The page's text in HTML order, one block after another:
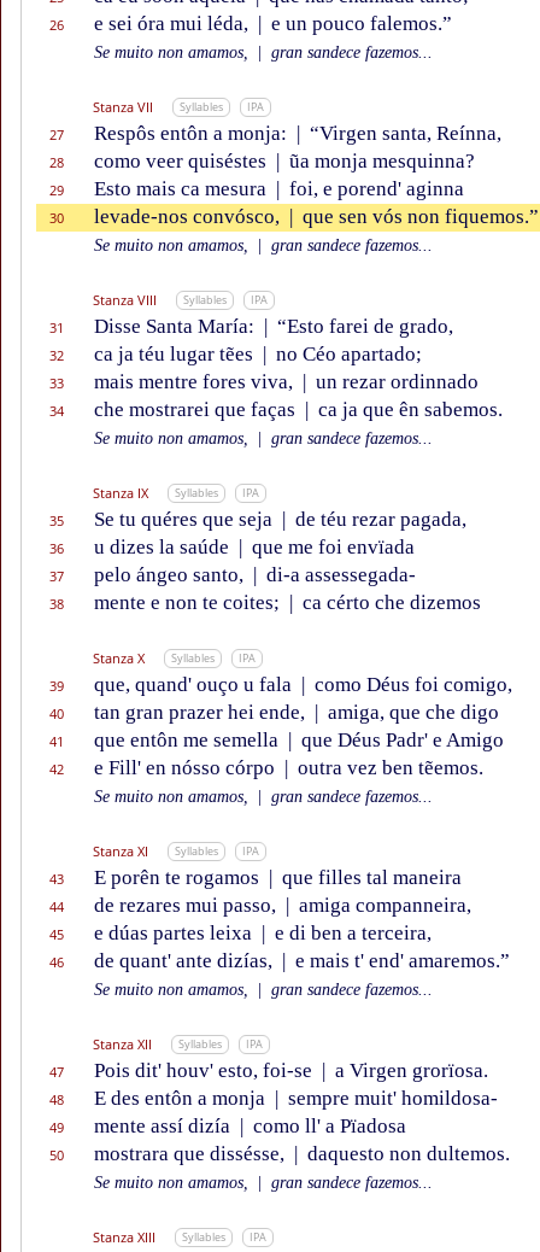
26 e sei óra mui léda, | e un pouco falemos.”
Se muito non amamos, gran sandece fazemos...
Stanza VII Syllables IPA
27 Respôs entôn a monja: | “Virgen santa, Reínna,
28 como veer quiséstes | ũa monja mesquinna?
29 Esto mais ca mesura | foi, e porend' aginna
30 levade-nos convósco, | que sen vós non fiquemos.”
Se muito non amamos, gran sandece fazemos...
Stanza VIII Syllables IPA
31 Disse Santa María: | “Esto farei de grado,
32 ca ja téu lugar tẽes | no Céo apartado;
33 mais mentre fores viva, | un rezar ordinnado
34 che mostrarei que faças | ca ja que ên sabemos.
Se muito non amamos, gran sandece fazemos...
Stanza IX Syllables IPA
35 Se tu quéres que seja | de téu rezar pagada,
36 u dizes la saúde | que me foi envïada
37 pelo ángeo santo, | di-a assessegada-
38 mente e non te coites; | ca cérto che dizemos
Stanza X Syllables IPA
39 que, quand' ouço u fala | como Déus foi comigo,
40 tan gran prazer hei ende, | amiga, que che digo
41 que entôn me semella | que Déus Padr' e Amigo
42 e Fill' en nósso córpo | outra vez ben tẽemos.
Se muito non amamos, gran sandece fazemos...
Stanza XI Syllables IPA
43 E porên te rogamos | que filles tal maneira
44 de rezares mui passo, | amiga companneira,
45 e dúas partes leixa | e di ben a terceira,
46 de quant' ante dizías, | e mais t' end' amaremos.”
Se muito non amamos, gran sandece fazemos...
Stanza XII Syllables IPA
47 Pois dit' houv' esto, foi-se | a Virgen grorïosa.
48 E des entôn a monja | sempre muit' homildosa-
49 mente assí dizía | como ll' a Pïadosa
50 mostrara que dissésse, | daquesto non dultemos.
Se muito non amamos, gran sandece fazemos...
Stanza XIII Syllables IPA